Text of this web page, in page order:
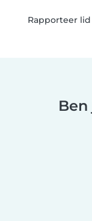
Rapporteer lid